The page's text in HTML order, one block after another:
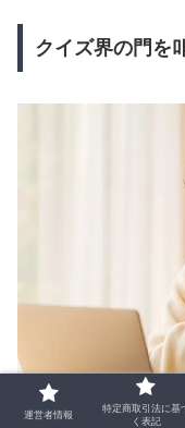
クイズ界の門を
運営者情報
特定商取引法に基
く表記